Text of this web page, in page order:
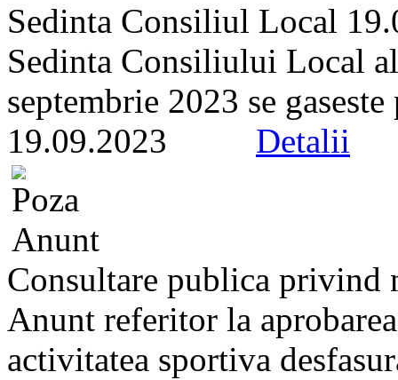
Sedinta Consiliul Local
Sedinta Consiliului Local
septembrie 2023 se
19.09.2023 Detalii
Consultare publica privind
Anunt referitor la
activitatea sportiva